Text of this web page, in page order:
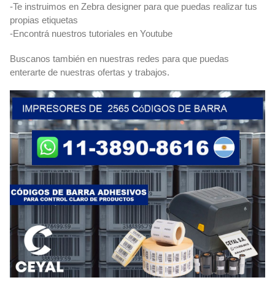
-Te instruimos en Zebra designer para que puedas realizar tus
propias etiquetas
-Encontrá nuestros tutoriales en Youtube
Buscanos también en nuestras redes para que puedas
enterarte de nuestras ofertas y trabajos.